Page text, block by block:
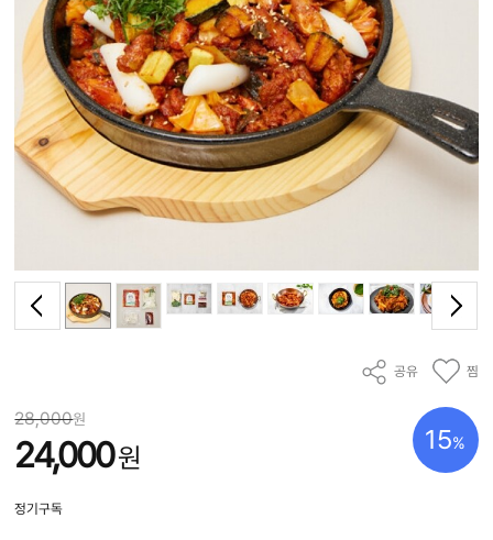
공유 찜
15%
28,000원
24,000원
정기구독